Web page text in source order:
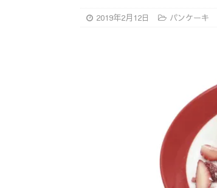
2019年2月12日 パンケーキ